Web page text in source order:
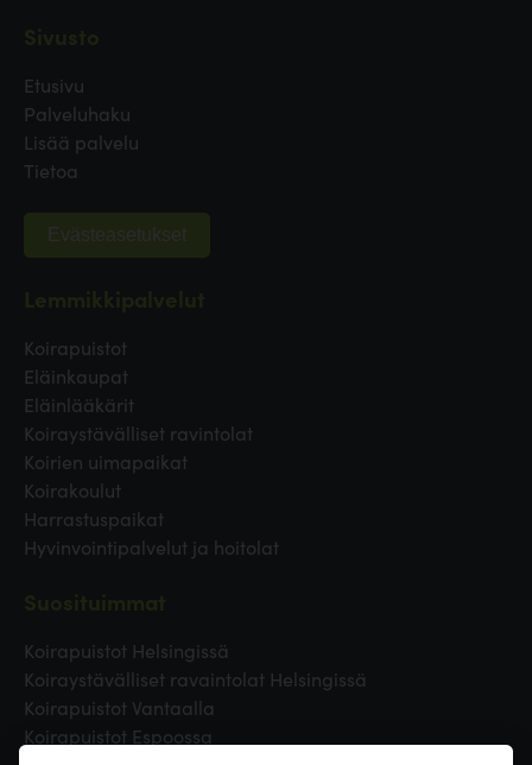
Etusivu
Palveluhaku
Lisää palvelu
Tietoa
Evästeasetukset
Koirapuistot
Eläinkaupat
Eläinlääkärit
Koiraystävälliset ravintolat
Koirien uimapaikat
Koirakoulut
Harrastuspaikat
Hyvinvointipalvelut ja hoitolat
Koirapuistot Helsingissä
Koiraystävälliset ravaintolat Helsingissä
Koirapuistot Vantaalla
Koirapuistot Espoossa